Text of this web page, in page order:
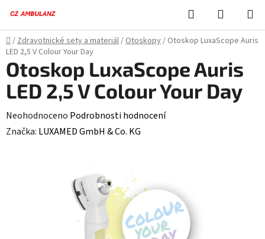
obsah
Hledat
KOŠÍK
Domů
/Zdravotnické sety a materiál/Otoskopy/ Otoskop LuxaScope Auris
LED 2,5 V Colour Your Day
Otoskop LuxaScope Auris
LED 2,5 V Colour Your Day
Průměrné
hodnocení
Neohodnoceno Podrobnosti hodnocení
Značka: LUXAMED GmbH & Co. KG